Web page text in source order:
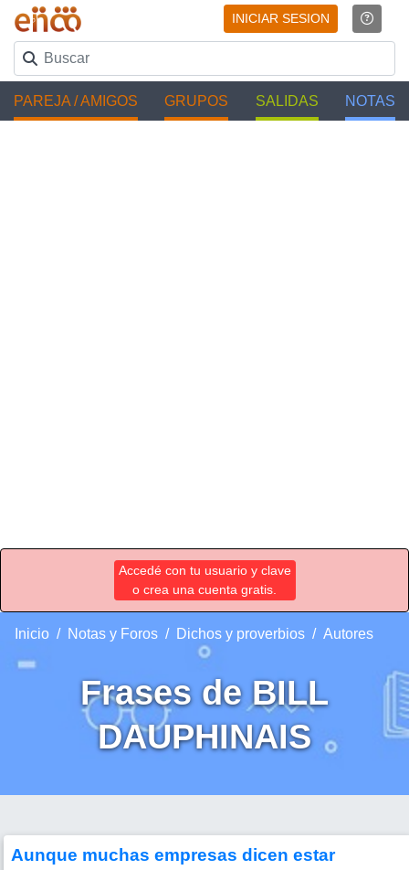
INICIAR SESION
PAREJA / AMIGOS GRUPOS SALIDAS NOTAS
Accedé con tu usuario y clave
o crea una cuenta gratis.
Inicio Notas y Foros Dichos y proverbios Autores
Frases de BILL
DAUPHINAIS
Aunque muchas empresas dicen estar